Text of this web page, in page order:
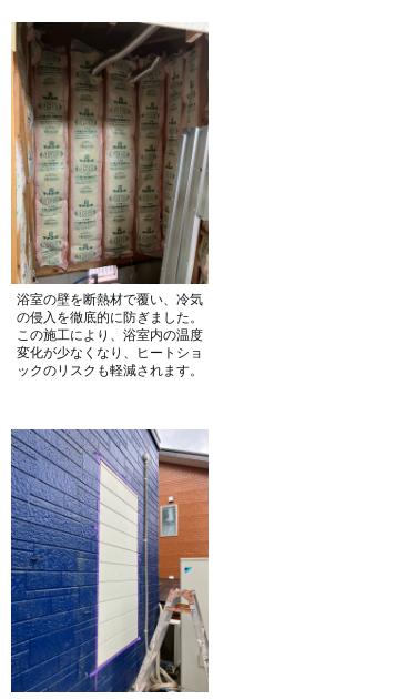
浴室の壁を断熱材で覆い、冷気
の侵入を徹底的に防ぎました。
この施工により、浴室内の温度
変化が少なくなり、ヒートショ
ックのリスクも軽減されます。